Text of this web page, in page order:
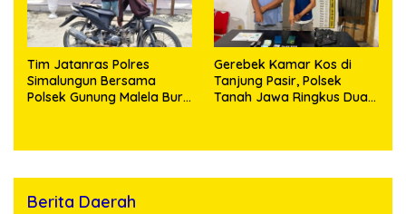
Tim Jatanras Polres
Simalungun Bersama
Polsek Gunung Malela Buru
Gerebek Kamar Kos di
Tanjung Pasir, Polsek
Tanah Jawa Ringkus Dua
Berita Daerah